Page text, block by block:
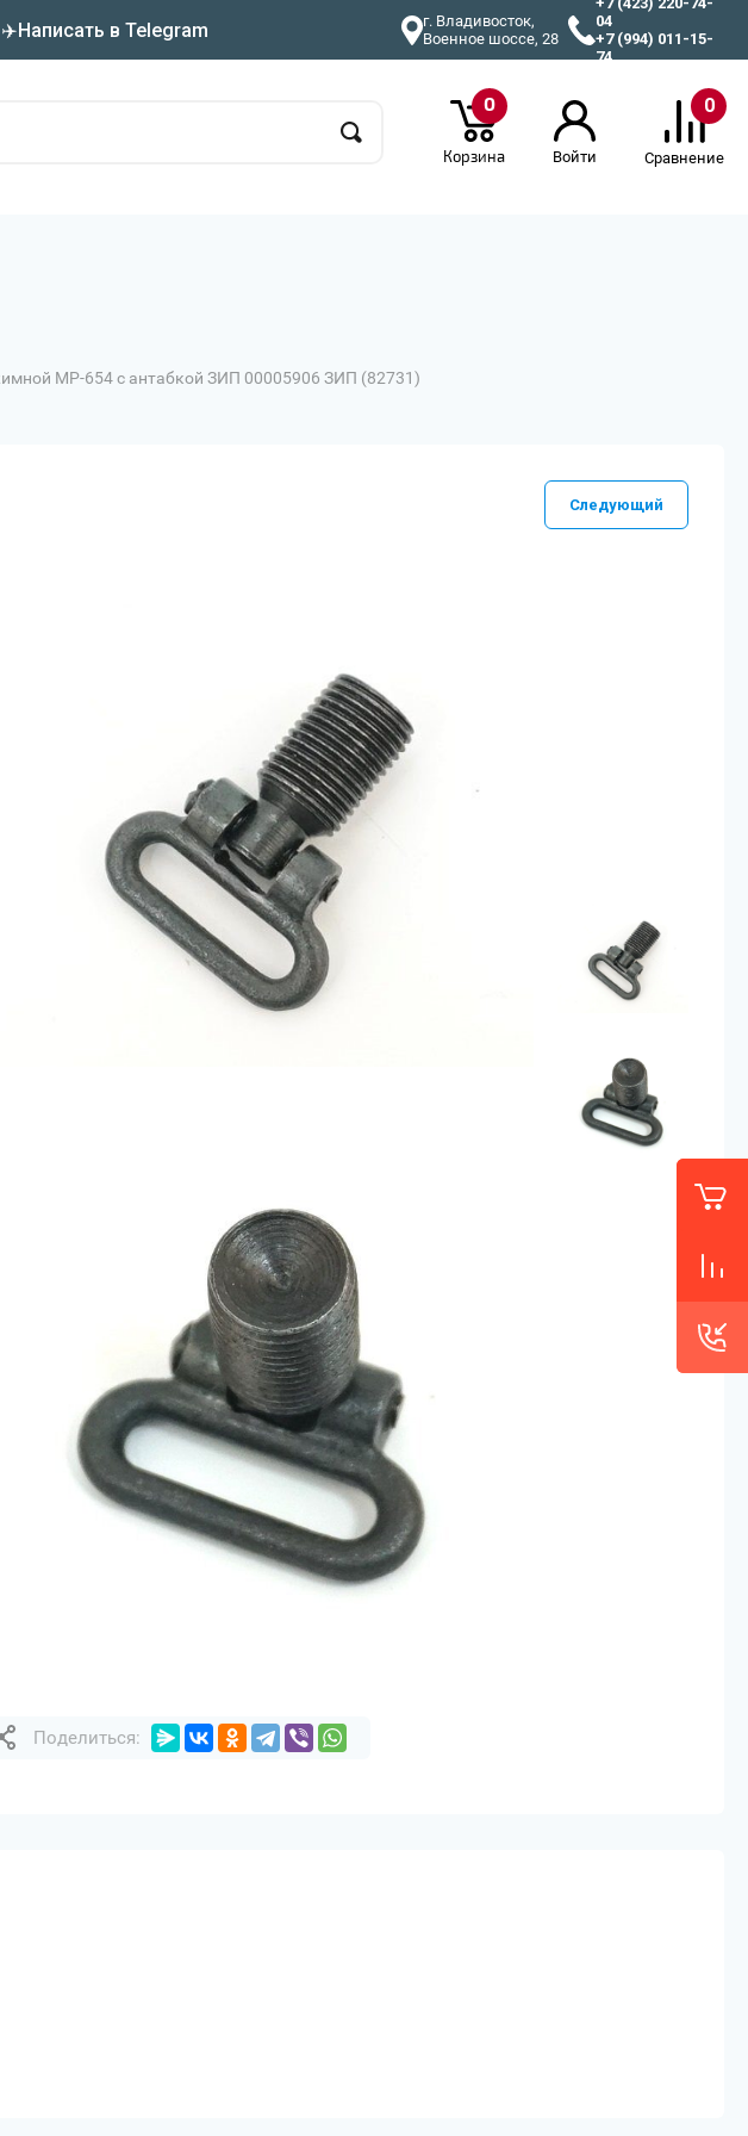
✈️Написать в Telegram
г. Владивосток,
Военное шоссе, 28
04
+7 (994) 011-15-
74
0
Корзина Войти
0
Сравнение
МР-654 с антабкой ЗИП 00005906 ЗИП (82731)
Следующий
Поделиться: